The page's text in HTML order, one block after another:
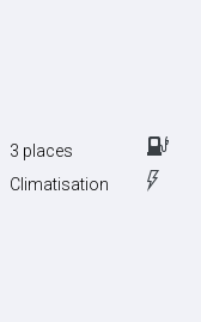
3 places
Climatisation